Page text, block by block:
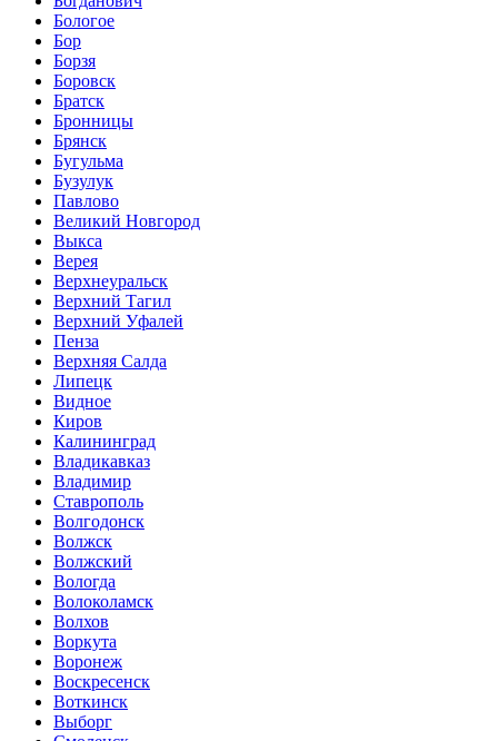
Бологое
Бор
Борзя
Боровск
Братск
Бронницы
Брянск
Бугульма
Бузулук
Павлово
Великий Новгород
Выкса
Верея
Верхнеуральск
Верхний Тагил
Верхний Уфалей
Пенза
Верхняя Салда
Липецк
Видное
Киров
Калининград
Владикавказ
Владимир
Ставрополь
Волгодонск
Волжск
Волжский
Вологда
Волоколамск
Волхов
Воркута
Воронеж
Воскресенск
Воткинск
Выборг